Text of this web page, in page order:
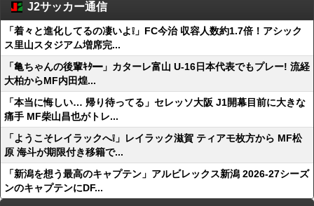
J2サッカー通信
「着々と進化してるの凄いよ❕」FC今治 収容人数約1.7倍！アシック
ス里山スタジアム増席完...
「亀ちゃんの後輩ｷﾀ━」カターレ富山 U-16日本代表でもプレー! 流経
大柏からMF内田煌...
「本当に悔しい… 帰り待ってる」セレッソ大阪 J1開幕目前に大きな
痛手 MF柴山昌也がトレ...
「ようこそレイラックへ❕」レイラック滋賀 ティアモ枚方から MF松
原 海斗が期限付き移籍で...
「新潟を想う最高のキャプテン」アルビレックス新潟 2026-27シーズ
ンのキャプテンにDF...